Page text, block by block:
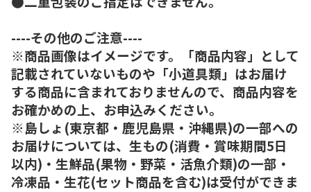
----その他のご注意----
※商品画像はイメージです。「商品内容」として
記載されていないものや「小道具類」はお届け
する商品に含まれておりませんので、商品内容を
お確かめの上、お申込みください。
※島しょ(東京都・鹿児島県・沖縄県)の一部への
お届けについては、生もの(消費・賞味期間5日
以内)・生鮮品(果物・野菜・活魚介類)の一部・
冷凍品・生花(セット商品を含む)は受付ができま